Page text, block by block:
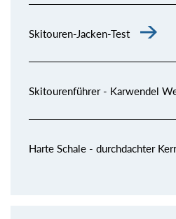
Skitouren-Jacken-Test
Skitourenführer - Karwendel
Harte Schale - durchdachter